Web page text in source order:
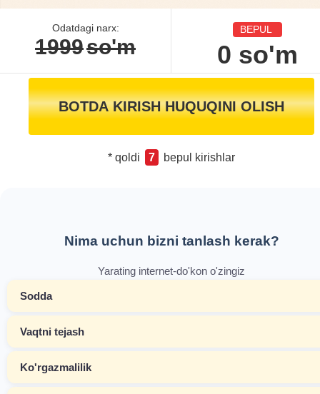
Odatdagi narx:
1999so'm
BEPUL
0 so'm
BOTDA KIRISH HUQUQINI OLISH
* qoldi 7 bepul kirishlar
Nima uchun bizni tanlash kerak?
Yarating internet-do'kon o'zingiz
Sodda
Vaqtni tejash
Ko'rgazmalilik